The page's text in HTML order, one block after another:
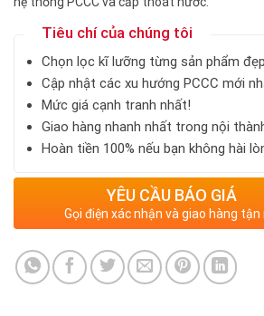
Tiêu chí của chúng tôi
Chọn lọc kĩ lưỡng từng sản phẩm
Cập nhật các xu hướng PCCC mới
Mức giá cạnh tranh nhất!
Giao hàng nhanh nhất trong nội
Hoàn tiền 100% nếu bạn không hài
YÊU CẦU BÁO GIÁ
Gọi điện xác nhận và giao hàng tận